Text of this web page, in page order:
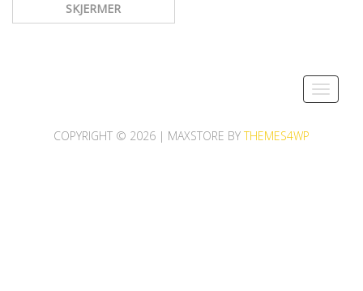
SKJERMER
Toggle
COPYRIGHT © 2026 | MAXSTORE BYTHEMES4WP